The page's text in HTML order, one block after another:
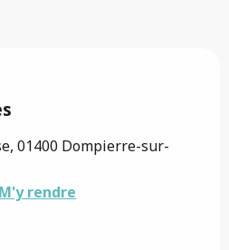
01400 Dompierre-sur-
M'y rendre